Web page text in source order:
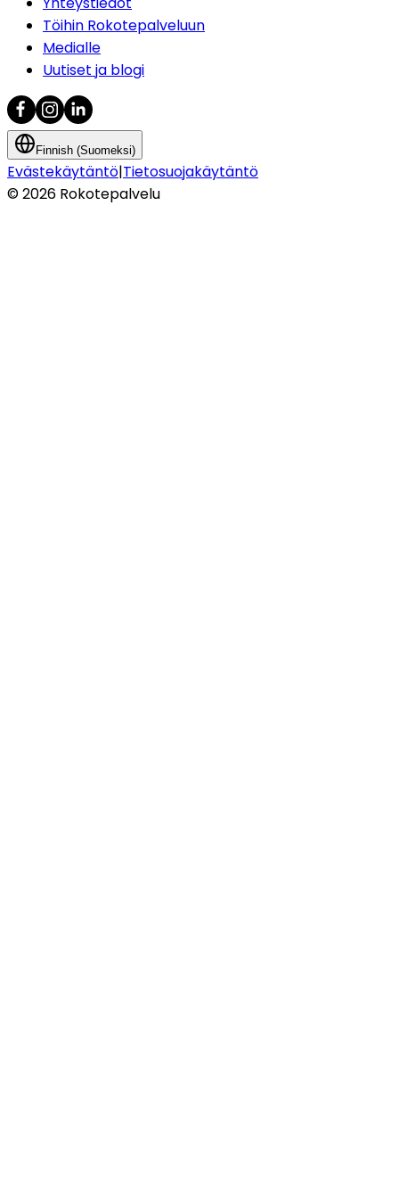
Töihin Rokotepalveluun
Medialle
Uutiset ja blogi
Finnish (Suomeksi)
Evästekäytäntö|Tietosuojakäytäntö
©2026 Rokotepalvelu